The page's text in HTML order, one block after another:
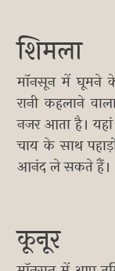
शिमला
मॉनसून में घूमने
रानी कहलाने
नजर आता है।
चाय के साथ
आनंद ले सकते हैं।
कूनूर